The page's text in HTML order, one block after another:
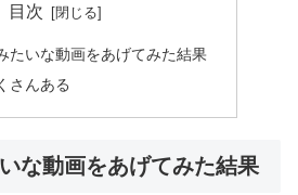
目次
たいな動画をあげてみた結果
さんある
な動画をあげてみた結果